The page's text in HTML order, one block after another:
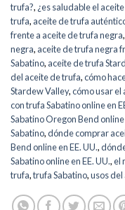
trufa?, ¿es saludable el
trufa, aceite de trufa
frente a aceite de trufa negra,
negra, aceite de trufa negra
Sabatino, aceite de trufa
del aceite de trufa,cómo
Stardew Valley,cómo usar el
con trufa Sabatino online en
Sabatino Oregon Bend online
Sabatino,dónde comprar
Bend online en EE. UU.,
Sabatino online en EE. UU.,el
trufa,trufa Sabatino,usos